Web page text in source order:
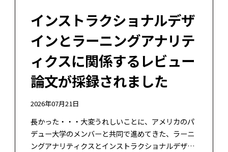
インストラクショナルデザ
インとラーニングアナリテ
ィクスに関係するレビュー
論文が採録されました
2026年07月21日
長かった・・・大変うれしいことに、アメリカのパ
デュー大学のメンバーと共同で進めてきた、ラーニ
ングアナリティクスとインストラクショナルデザイ